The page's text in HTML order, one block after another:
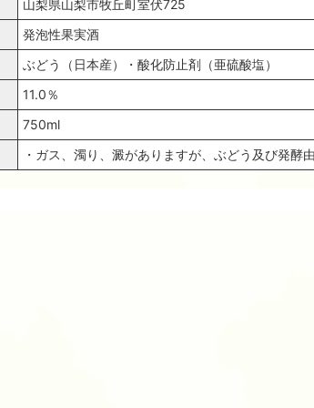
山梨県山梨市牧丘町室伏725
発泡性果実酒
ぶどう（日本産）・酸化防止剤（亜硫酸塩）
11.0％
750ml
・ガス、濁り、澱がありますが、ぶどう及び発酵